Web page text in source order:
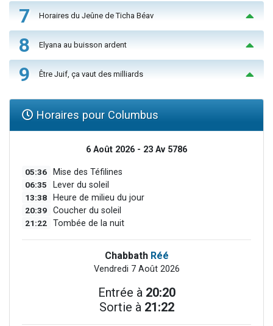
7 Horaires du Jeûne de Ticha Béav
8 Elyana au buisson ardent
9 Être Juif, ça vaut des milliards
Horaires pour Columbus
6 Août 2026 - 23 Av 5786
05:36 Mise des Téfilines
06:35 Lever du soleil
13:38 Heure de milieu du jour
20:39 Coucher du soleil
21:22 Tombée de la nuit
Chabbath Réé
Vendredi 7 Août 2026
Entrée à 20:20
Sortie à 21:22